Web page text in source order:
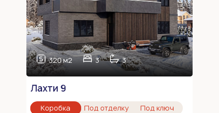
320 м2 3 3
Лахти 9
Коробка Под отделку Под ключ